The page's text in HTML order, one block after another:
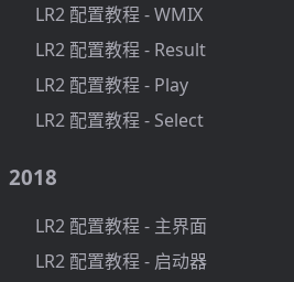
LR2 配置教程 - WMIX
LR2 配置教程 - Result
LR2 配置教程 - Play
LR2 配置教程 - Select
2018
LR2 配置教程 - 主界面
LR2 配置教程 - 启动器